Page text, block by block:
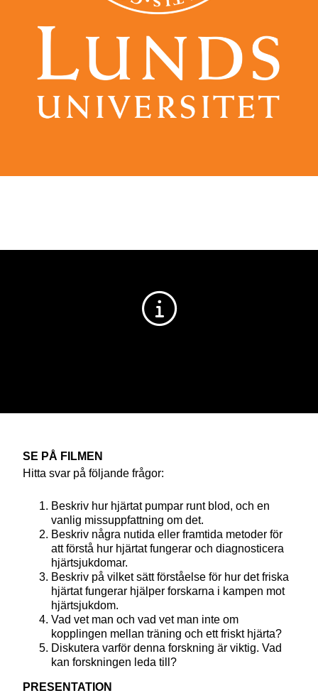
SE PÅ FILMEN
Hitta svar på följande frågor:
Beskriv hur hjärtat pumpar runt blod, och en
vanlig missuppfattning om det.
Beskriv några nutida eller framtida metoder för
att förstå hur hjärtat fungerar och diagnosticera
hjärtsjukdomar.
Beskriv på vilket sätt förståelse för hur det friska
hjärtat fungerar hjälper forskarna i kampen mot
hjärtsjukdom.
Vad vet man och vad vet man inte om
kopplingen mellan träning och ett friskt hjärta?
Diskutera varför denna forskning är viktig. Vad
kan forskningen leda till?
PRESENTATION